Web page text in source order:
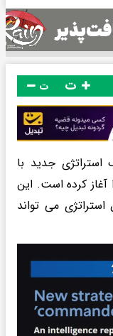
ت
استراتژی جدید با
آغاز کرده است. این
می تواند